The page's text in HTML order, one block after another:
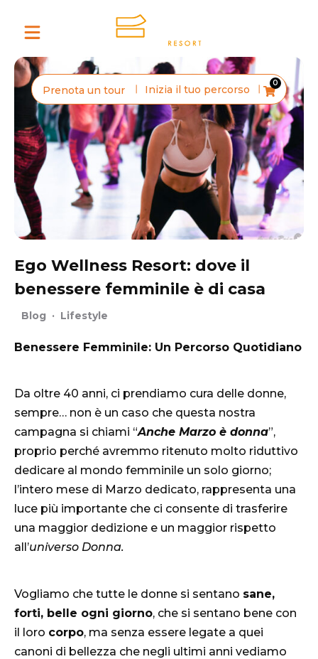
Prenota un tour Inizia il tuo percorso 0
Ego Wellness Resort: dove il
benessere femminile è di casa
Blog · Lifestyle
Benessere Femminile: Un Percorso Quotidiano
Da oltre 40 anni, ci prendiamo cura delle donne,
sempre… non è un caso che questa nostra
campagna si chiami “Anche Marzo è donna”,
proprio perché avremmo ritenuto molto riduttivo
dedicare al mondo femminile un solo giorno;
l’intero mese di Marzo dedicato, rappresenta una
luce più importante che ci consente di trasferire
una maggior dedizione e un maggior rispetto
all’universo Donna.
Vogliamo che tutte le donne si sentano sane,
forti, belle ogni giorno, che si sentano bene con
il loro corpo, ma senza essere legate a quei
canoni di bellezza che negli ultimi anni vediamo